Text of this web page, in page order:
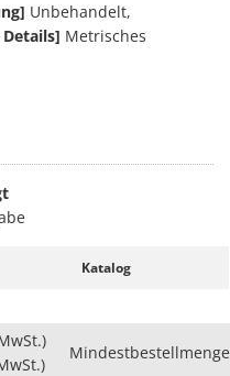
Unbehandelt,
Metrisches
vorhanden. Folgende
erhältlich:
Die Gehäuseschrauben
für Ihre Anwendung.
Katalog
Mindestbestellmenge